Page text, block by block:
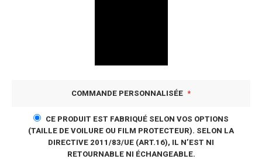
COMMANDE PERSONNALISÉE
CE PRODUIT EST FABRIQUÉ SELON VOS OPTIONS
(TAILLE DE VOILURE OU FILM PROTECTEUR). SELON LA
DIRECTIVE 2011/83/UE (ART.16), IL N’EST NI
RETOURNABLE NI ÉCHANGEABLE.